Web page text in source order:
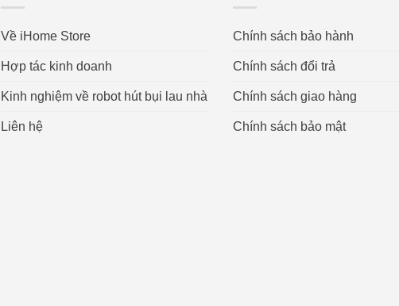
Về iHome Store
Hợp tác kinh doanh
Kinh nghiệm về robot hút bụi lau nhà
Liên hệ
Chính sách bảo hành
Chính sách đổi trả
Chính sách giao hàng
Chính sách bảo mật